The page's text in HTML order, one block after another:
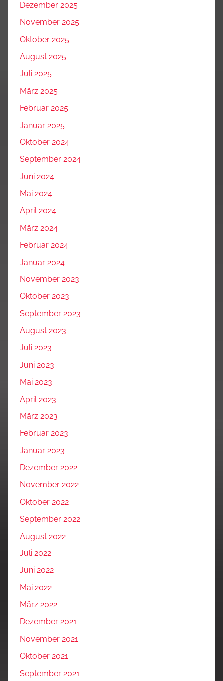
Dezember 2025
November 2025
Oktober 2025
August 2025
Juli 2025
März 2025
Februar 2025
Januar 2025
Oktober 2024
September 2024
Juni 2024
Mai 2024
April 2024
März 2024
Februar 2024
Januar 2024
November 2023
Oktober 2023
September 2023
August 2023
Juli 2023
Juni 2023
Mai 2023
April 2023
März 2023
Februar 2023
Januar 2023
Dezember 2022
November 2022
Oktober 2022
September 2022
August 2022
Juli 2022
Juni 2022
Mai 2022
März 2022
Dezember 2021
November 2021
Oktober 2021
September 2021